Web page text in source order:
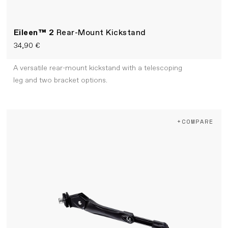
Eileen™ 2 Rear-Mount Kickstand
34,90 €
A versatile rear-mount kickstand with a telescoping
leg and two bracket options.
+COMPARE